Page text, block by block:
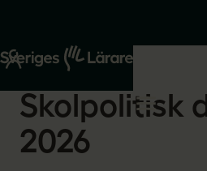
Start
Om oss
2026-04-02
Skolpolitisk
2026